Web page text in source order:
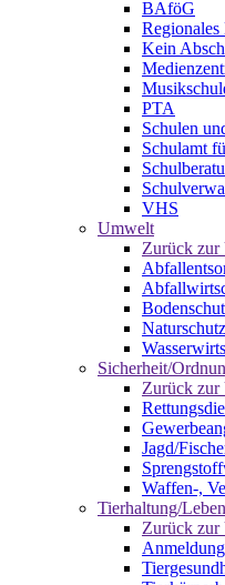
BAföG
Kein
PTA
Schulen
Schulamt
VHS
Umwelt
Zurück zur
Sicherheit/
Zurück zur
Jagd/
Waffen-,
Tierhaltung/
Zurück zur